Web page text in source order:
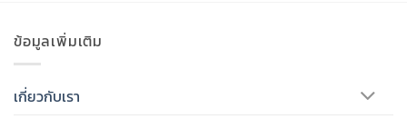
ข้อมูลเพิ่มเติม
เกี่ยวกับเรา